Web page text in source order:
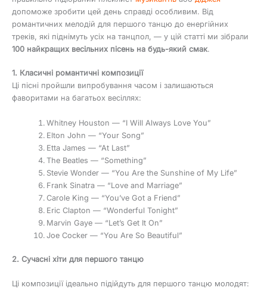
допоможе зробити цей день справді особливим. Від
романтичних мелодій для першого танцю до енергійних
треків, які піднімуть усіх на танцпол, — у цій статті ми зібрали
100 найкращих весільних пісень на будь-який смак.
1. Класичні романтичні композиції
Ці пісні пройшли випробування часом і залишаються
фаворитами на багатьох весіллях:
Whitney Houston — “I Will Always Love You”
Elton John — “Your Song”
Etta James — “At Last”
The Beatles — “Something”
Stevie Wonder — “You Are the Sunshine of My Life”
Frank Sinatra — “Love and Marriage”
Carole King — “You’ve Got a Friend”
Eric Clapton — “Wonderful Tonight”
Marvin Gaye — “Let’s Get It On”
Joe Cocker — “You Are So Beautiful”
2. Сучасні хіти для першого танцю
Ці композиції ідеально підійдуть для першого танцю молодят: